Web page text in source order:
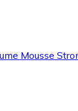
Mousse